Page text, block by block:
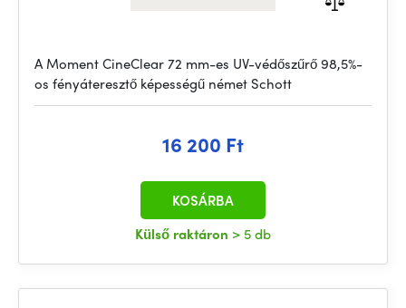
A Moment CineClear 72 mm-es UV-védőszűrő 98,5%-
os fényáteresztő képességű német Schott
16 200 Ft
Külső raktáron > 5 db
KOSÁRBA